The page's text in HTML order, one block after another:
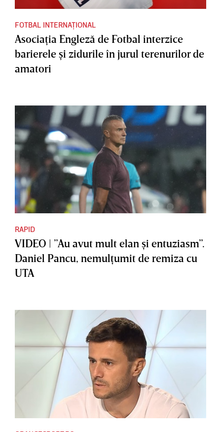
FOTBAL INTERNAȚIONAL
Asociaţia Engleză de Fotbal interzice
barierele şi zidurile în jurul terenurilor de
amatori
RAPID
VIDEO | ”Au avut mult elan şi entuziasm”.
Daniel Pancu, nemulţumit de remiza cu
UTA